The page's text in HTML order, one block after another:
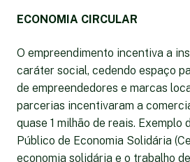
ECONOMIA CIRCULAR
O empreendimento incentiva a
caráter social, cedendo espaço
de empreendedores e marcas
parcerias incentivaram a
quase 1 milhão de reais. Exemplo
Público de Economia Solidária
economia solidária e o trabalho